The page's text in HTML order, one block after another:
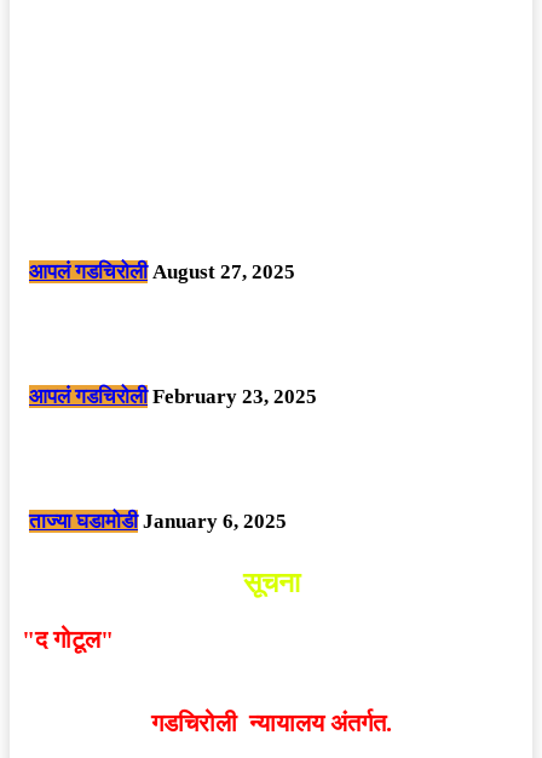
आपलं गडचिरोली August 27, 2025
आपलं गडचिरोली February 23, 2025
ताज्या घडामोडी January 6, 2025
सूचना
"द गोटूल"
गडचिरोली न्यायालय अंतर्गत.